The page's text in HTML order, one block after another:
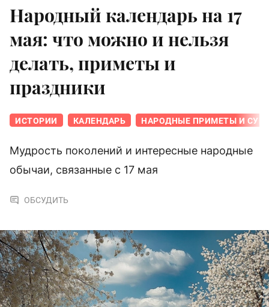
Народный календарь на 17
мая: что можно и нельзя
делать, приметы и
праздники
ИСТОРИИ КАЛЕНДАРЬ НАРОДНЫЕ ПРИМЕТЫ И
Мудрость поколений и интересные народные
обычаи, связанные с 17 мая
ОБСУДИТЬ